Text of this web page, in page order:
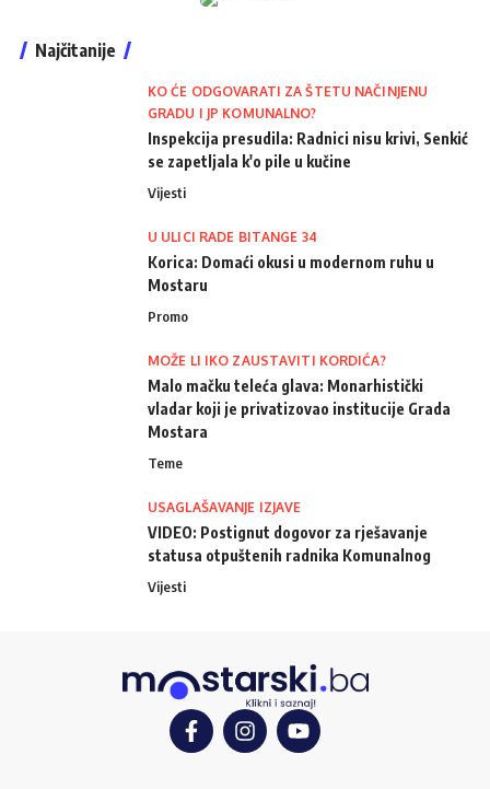
Najčitanije
KO ĆE ODGOVARATI ZA ŠTETU NAČINJENU
GRADU I JP KOMUNALNO?
Inspekcija presudila: Radnici nisu krivi, Senkić
se zapetljala k'o pile u kučine
Vijesti
U ULICI RADE BITANGE 34
Korica: Domaći okusi u modernom ruhu u
Mostaru
Promo
MOŽE LI IKO ZAUSTAVITI KORDIĆA?
Malo mačku teleća glava: Monarhistički
vladar koji je privatizovao institucije Grada
Mostara
Teme
USAGLAŠAVANJE IZJAVE
VIDEO: Postignut dogovor za rješavanje
statusa otpuštenih radnika Komunalnog
Vijesti